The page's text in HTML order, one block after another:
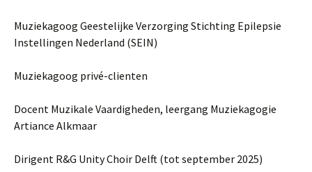
Muziekagoog Geestelijke Verzorging Stichting Epilepsie
Instellingen Nederland (SEIN)
Muziekagoog privé-clienten
Docent Muzikale Vaardigheden, leergang Muziekagogie
Artiance Alkmaar
Dirigent R&G Unity Choir Delft (tot september 2025)